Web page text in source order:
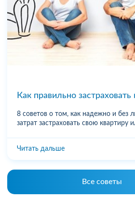
Как правильно
8 советов о том, как надежно и без
затрат застраховать свою квартиру
Читать дальше
Все советы